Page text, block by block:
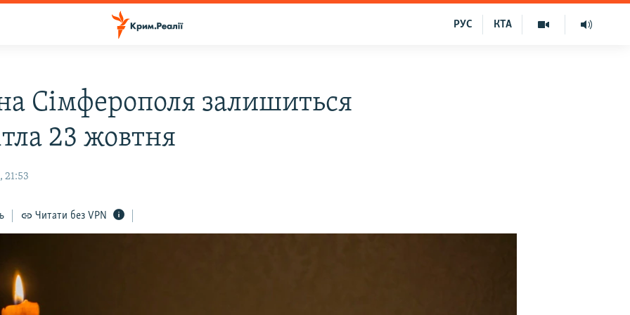
КТА
РУС
Сімферополя залишиться
23 жовтня
21:53
Читати без VPN